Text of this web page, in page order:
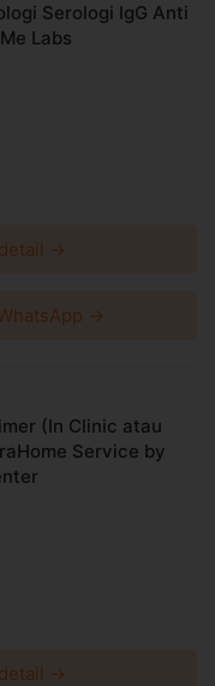
Serologi IgG Anti
Labs
detail →
→
(In Clinic atau
Service by
detail →